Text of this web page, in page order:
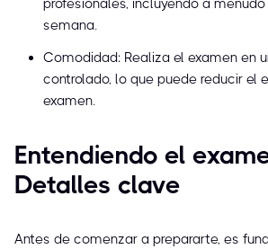
profesionales, incluyendo a
semana.
Comodidad: Realiza el examen en
controlado, lo que puede reducir el
examen.
Entendiendo el
Detalles clave
Antes de comenzar a prepararte, es